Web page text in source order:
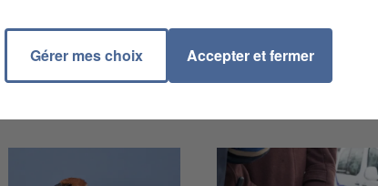
Gérer mes choix Accepter et fermer